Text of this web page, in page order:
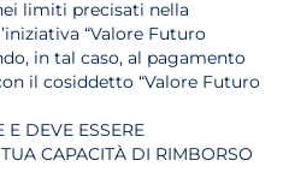
limiti precisati nella
“Valore Futuro
in tal caso, al pagamento
il cosiddetto “Valore Futuro
E DEVE ESSERE
CAPACITÀ DI RIMBORSO